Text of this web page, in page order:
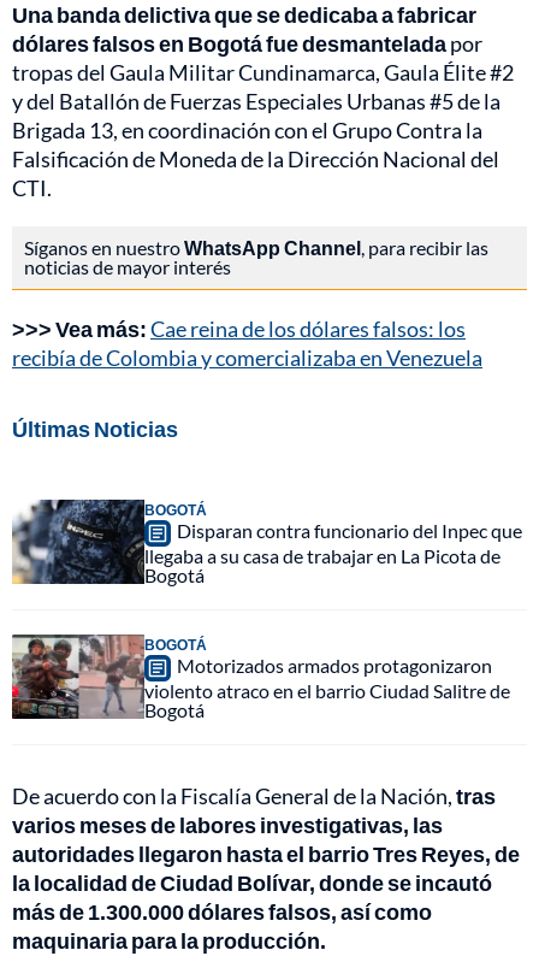
Una banda delictiva que se dedicaba a fabricar
dólares falsos en Bogotá fue desmanteladapor
tropas del Gaula Militar Cundinamarca, Gaula Élite #2
y del Batallón de Fuerzas Especiales Urbanas #5 de la
Brigada 13, en coordinación con el Grupo Contra la
Falsificación de Moneda de la Dirección Nacional del
CTI.
Síganos en nuestroWhatsApp Channel, para recibir las
noticias de mayor interés
>>> Vea más:Cae reina de los dólares falsos: los
recibía de Colombia y comercializaba en Venezuela
Últimas Noticias
BOGOTÁ
Disparan contra funcionario del Inpec que
llegaba a su casa de trabajar en La Picota de
Bogotá
BOGOTÁ
Motorizados armados protagonizaron
violento atraco en el barrio Ciudad Salitre de
Bogotá
De acuerdo con la Fiscalía General de la Nación,tras
varios meses de labores investigativas, las
autoridades llegaron hasta el barrio Tres Reyes, de
la localidad de Ciudad Bolívar, donde se incautó
más de 1.300.000 dólares falsos, así como
maquinaria para la producción.